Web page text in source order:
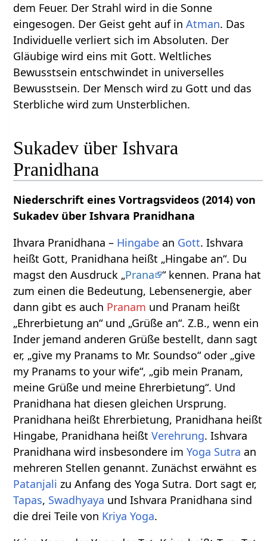
dem Feuer. Der Strahl wird in die Sonne
eingesogen. Der Geist geht auf inAtman. Das
Individuelle verliert sich im Absoluten. Der
Gläubige wird eins mit Gott. Weltliches
Bewusstsein entschwindet in universelles
Bewusstsein. Der Mensch wird zu Gott und das
Sterbliche wird zum Unsterblichen.
Sukadev über Ishvara
Pranidhana
Niederschrift eines Vortragsvideos (2014) von
Sukadev über Ishvara Pranidhana
Ihvara Pranidhana – Hingabe an Gott. Ishvara
heißt Gott, Pranidhana heißt „Hingabe an“. Du
magst den Ausdruck „Prana “ kennen. Prana hat
zum einen die Bedeutung, Lebensenergie, aber
dann gibt es auch Pranam und Pranam heißt
„Ehrerbietung an“ und „Grüße an“. Z.B., wenn ein
Inder jemand anderen Grüße bestellt, dann sagt
er, „give my Pranams to Mr. Soundso“ oder „give
my Pranams to your wife“, „gib mein Pranam,
meine Grüße und meine Ehrerbietung“. Und
Pranidhana hat diesen gleichen Ursprung.
Pranidhana heißt Ehrerbietung, Pranidhana heißt
Hingabe, Pranidhana heißtVerehrung. Ishvara
Pranidhana wird insbesondere imYoga Sutra an
mehreren Stellen genannt. Zunächst erwähnt es
Patanjali zu Anfang des Yoga Sutra. Dort sagt er,
Tapas, Swadhyaya und Ishvara Pranidhana sind
die drei Teile von Kriya Yoga.